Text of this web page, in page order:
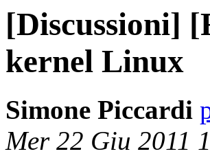
[Discussioni]
kernel Linux
Simone Piccardi
Mer 22 Giu 2011